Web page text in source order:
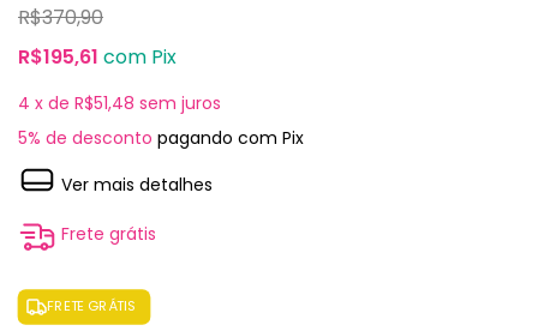
R$370,90
R$195,61 com Pix
4 x de R$51,48 sem juros
5% de desconto pagando com Pix
Ver mais detalhes
Frete grátis
FRETE GRÁTIS